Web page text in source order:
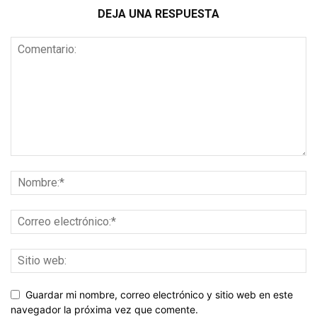
DEJA UNA RESPUESTA
Guardar mi nombre, correo electrónico y sitio web en este
navegador la próxima vez que comente.